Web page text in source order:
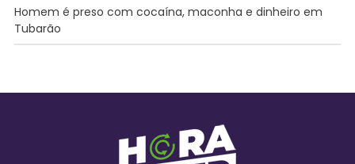
Homem é preso com cocaína, maconha e dinheiro em
Tubarão